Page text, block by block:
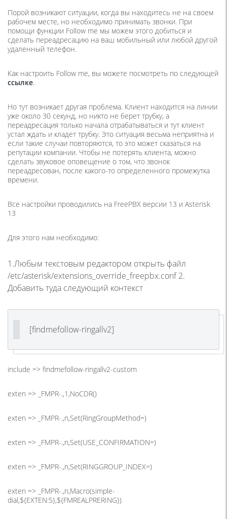
Порой возникают ситуации, когда вы находитесь не на своем
рабочем месте, но необходимо принимать звонки. При
помощи функции Follow me мы можем этого добиться и
сделать переадресацию на ваш мобильный или любой другой
удаленный телефон.
Как настроить Follow me, вы можете посмотреть по следующей
ссылке.
Но тут возникает другая проблема. Клиент находится на линии
уже около 30 секунд, но никто не берет трубку, а
переадресация только начала отрабатываться и тут клиент
устал ждать и кладет трубку. Это ситуация весьма неприятна и
если такие случаи повторяются, то это может сказаться на
репутации компании. Чтобы не потерять клиента, можно
сделать звуковое оповещение о том, что звонок
переадресован, после какого-то определенного промежутка
времени.
Все настройки проводились на FreePBX версии 13 и Asterisk
13
Для этого нам необходимо:
1.Любым текстовым редактором открыть файл
/etc/asterisk/extensions_override_freepbx.conf 2.
Добавить туда следующий контекст
[findmefollow-ringallv2]
include => findmefollow-ringallv2-custom
exten => _FMPR-.,1,NoCDR()
exten => _FMPR-.,n,Set(RingGroupMethod=)
exten => _FMPR-.,n,Set(USE_CONFIRMATION=)
exten => _FMPR-.,n,Set(RINGGROUP_INDEX=)
exten => _FMPR-.,n,Macro(simple-
dial,${EXTEN:5},${FMREALPRERING})